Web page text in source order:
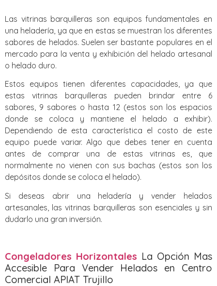
Las vitrinas barquilleras son equipos fundamentales en
una heladería, ya que en estas se muestran los diferentes
sabores de helados. Suelen ser bastante populares en el
mercado para la venta y exhibición del helado artesanal
o helado duro.
Estos equipos tienen diferentes capacidades, ya que
estas vitrinas barquilleras pueden brindar entre 6
sabores, 9 sabores o hasta 12 (estos son los espacios
donde se coloca y mantiene el helado a exhibir).
Dependiendo de esta característica el costo de este
equipo puede variar. Algo que debes tener en cuenta
antes de comprar una de estas vitrinas es, que
normalmente no vienen con sus bachas (estos son los
depósitos donde se coloca el helado).
Si deseas abrir una heladería y vender helados
artesanales, las vitrinas barquilleras son esenciales y sin
dudarlo una gran inversión.
Congeladores Horizontales La Opción Mas
Accesible Para Vender Helados en Centro
Comercial APIAT Trujillo